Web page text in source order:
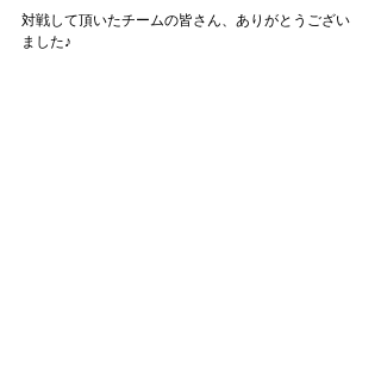
対戦して頂いたチームの皆さん、ありがとうござい
ました♪